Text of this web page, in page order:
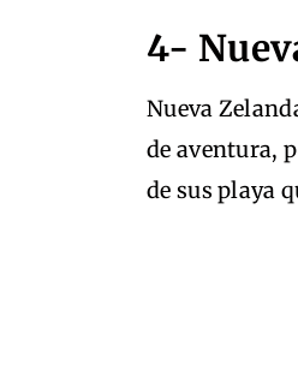
4-
Nueva
de aventura,
de sus playa